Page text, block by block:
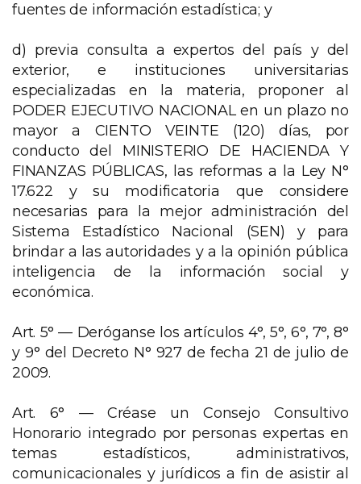
fuentes de información estadística; y
d) previa consulta a expertos del país y del
exterior, e instituciones universitarias
especializadas en la materia, proponer al
PODER EJECUTIVO NACIONAL en un plazo no
mayor a CIENTO VEINTE (120) días, por
conducto del MINISTERIO DE HACIENDA Y
FINANZAS PÚBLICAS, las reformas a la Ley N°
17.622 y su modificatoria que considere
necesarias para la mejor administración del
Sistema Estadístico Nacional (SEN) y para
brindar a las autoridades y a la opinión pública
inteligencia de la información social y
económica.
Art. 5° — Deróganse los artículos 4°, 5°, 6°, 7°, 8°
y 9° del Decreto N° 927 de fecha 21 de julio de
2009.
Art. 6° —Créase un Consejo Consultivo
Honorario integrado por personas expertas en
temas estadísticos, administrativos,
comunicacionales y jurídicos a fin de asistir al